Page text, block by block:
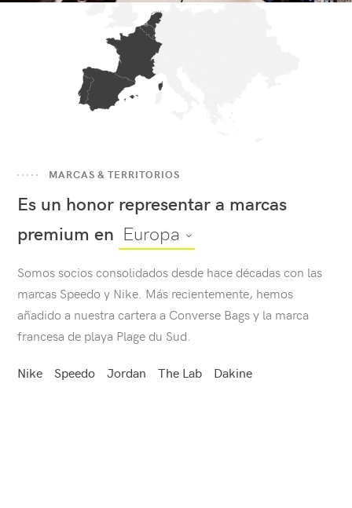
MARCAS & TERRITORIOS
Es un honor representar a marcas
premium en Europa
Somos socios consolidados desde hace décadas con las
marcas Speedo y Nike. Más recientemente, hemos
añadido a nuestra cartera a Converse Bags y la marca
francesa de playa Plage du Sud.
Nike Speedo Jordan The Lab Dakine